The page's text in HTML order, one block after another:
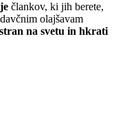
člankov, ki jih berete,
olajšavam
na svetu in hkrati